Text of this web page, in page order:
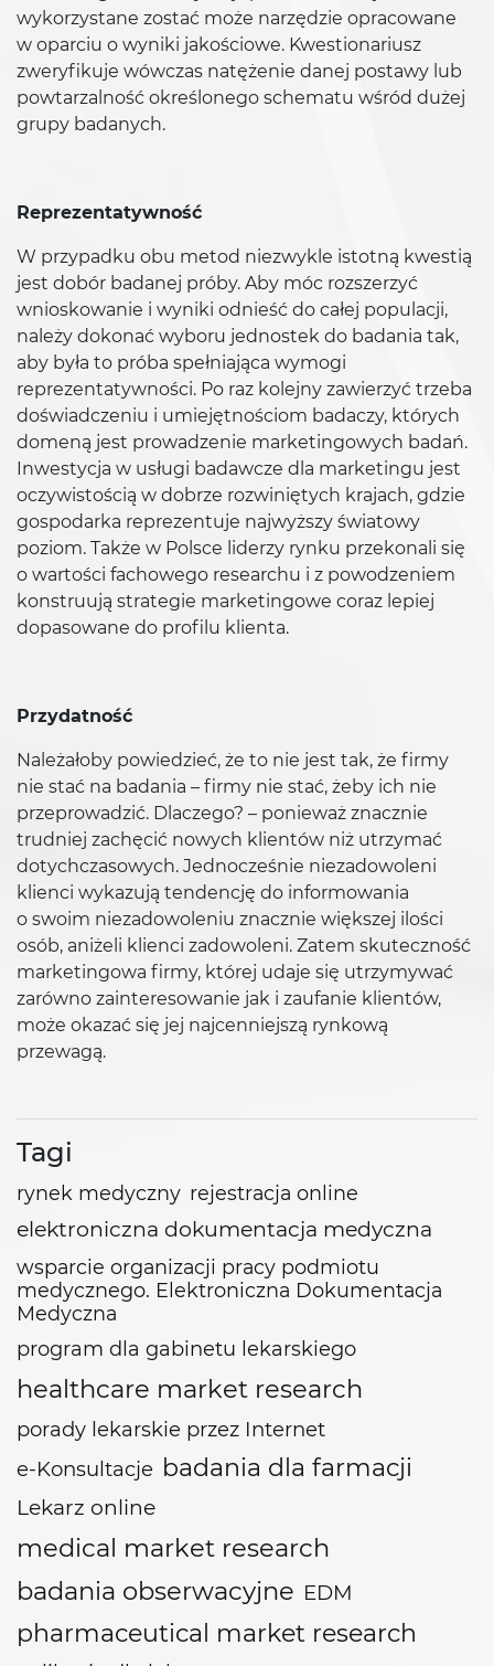
wykorzystane zostać może narzędzie opracowane
w oparciu o wyniki jakościowe. Kwestionariusz
zweryfikuje wówczas natężenie danej postawy lub
powtarzalność określonego schematu wśród dużej
grupy badanych.
Reprezentatywność
W przypadku obu metod niezwykle istotną kwestią
jest dobór badanej próby. Aby móc rozszerzyć
wnioskowanie i wyniki odnieść do całej populacji,
należy dokonać wyboru jednostek do badania tak,
aby była to próba spełniająca wymogi
reprezentatywności. Po raz kolejny zawierzyć trzeba
doświadczeniu i umiejętnościom badaczy, których
domeną jest prowadzenie marketingowych badań.
Inwestycja w usługi badawcze dla marketingu jest
oczywistością w dobrze rozwiniętych krajach, gdzie
gospodarka reprezentuje najwyższy światowy
poziom. Także w Polsce liderzy rynku przekonali się
o wartości fachowego researchu i z powodzeniem
konstruują strategie marketingowe coraz lepiej
dopasowane do profilu klienta.
Przydatność
Należałoby powiedzieć, że to nie jest tak, że firmy
nie stać na badania – firmy nie stać, żeby ich nie
przeprowadzić. Dlaczego? – ponieważ znacznie
trudniej zachęcić nowych klientów niż utrzymać
dotychczasowych. Jednocześnie niezadowoleni
klienci wykazują tendencję do informowania
o swoim niezadowoleniu znacznie większej ilości
osób, aniżeli klienci zadowoleni. Zatem skuteczność
marketingowa firmy, której udaje się utrzymywać
zarówno zainteresowanie jak i zaufanie klientów,
może okazać się jej najcenniejszą rynkową
przewagą.
Tagi
rynek medyczny rejestracja online
elektroniczna dokumentacja medyczna
wsparcie organizacji pracy podmiotu
medycznego. Elektroniczna Dokumentacja
Medyczna
program dla gabinetu lekarskiego
healthcare market research
porady lekarskie przez Internet
e-Konsultacje badania dla farmacji
Lekarz online
medical market research
badania obserwacyjne EDM
pharmaceutical market research